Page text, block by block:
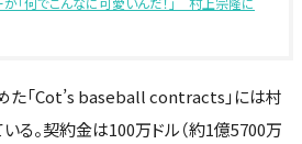
「Cot’s baseball contracts」には村
る。契約金は100万ドル（約1億5700万